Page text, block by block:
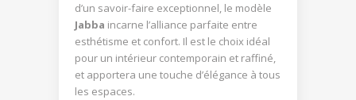
d’un savoir-faire exceptionnel, le modèle
Jabba incarne l’alliance parfaite entre
esthétisme et confort. Il est le choix idéal
pour un intérieur contemporain et raffiné,
et apportera une touche d’élégance à tous
les espaces.